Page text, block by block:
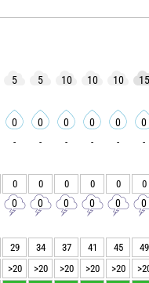
5 5 10 10 10 15
0 0 0 0 0 0
- - - - - -
0 0 0 0 0 0
0 0 0 0 0 0
29 34 37 41 45
49
>20 >20 >20 >20 >20